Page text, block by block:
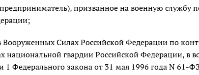
призванное на военную службу
Силах Российской Федерации по
национальной гвардии Российской Федерации, в
1 Федерального закона от 31 мая 1996 года N 61-